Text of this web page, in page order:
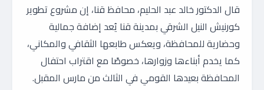
قال الدكتور خالد عبد الحليم، محافظ قنا، إن مشروع تطوير
كورنيش النيل الشرقي بمدينة قنا يُعد إضافة جمالية
وحضارية للمحافظة، ويعكس طابعها الثقافي والمكاني،
كما يخدم أبناءها وزوارها، خصوصًا مع اقتراب احتفال
المحافظة بعيدها القومي في الثالث من مارس المقبل.